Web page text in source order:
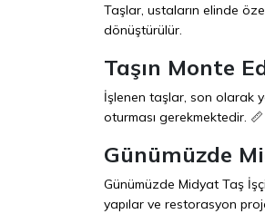
Taşlar, ustaların elinde
dönüştürülür.
Taşın Monte
İşlenen taşlar, son olarak
oturması gerekmektedir. 📏
Günümüzde
Günümüzde Midyat Taş
yapılar ve restorasyon